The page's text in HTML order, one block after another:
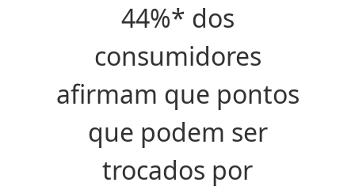
44%* dos
consumidores
afirmam que pontos
que podem ser
trocados por